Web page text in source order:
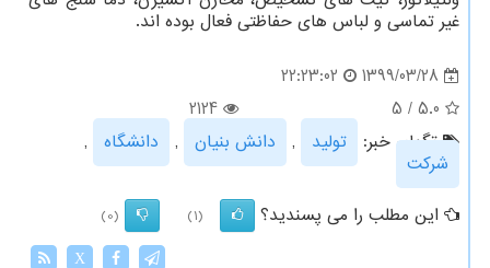
غیر تماسی و لباس های حفاظتی فعال بوده اند.
1399/03/28
22:23:02
5.0
/
5
2124
تگهای خبر:
تولید , دانش بنیان , دانشگاه
,
شركت
این مطلب را می پسندید؟
(1)
(0)
X